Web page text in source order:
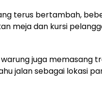
terus bertambah,
meja dan kursi
juga memasang
jalan sebagai lokasi